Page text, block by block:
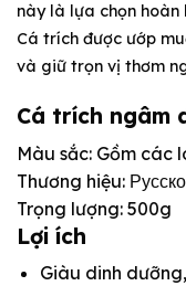
này là lựa chọn hoàn
Cá trích được ướp
và giữ trọn vị thơm
Cá trích ngâm
Màu sắc: Gồm các
Thương hiệu:
Trọng lượng: 500g
Lợi ích
Giàu dinh